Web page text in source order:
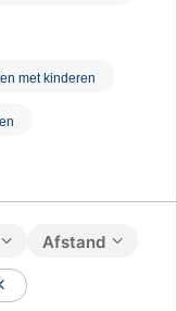
met kinderen
Afstand